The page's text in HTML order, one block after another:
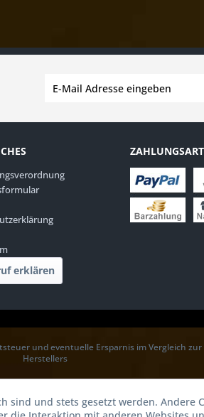
erklären
und eventuelle Ersparnis im Vergleich
Herstellers
sind und stets gesetzt werden. Andere